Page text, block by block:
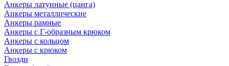
Анкеры латунные (цанга)
Анкеры металлические
Анкеры рамные
Анкеры с Г-образным крюком
Анкеры с кольцом
Анкеры с крюком
Гвозди